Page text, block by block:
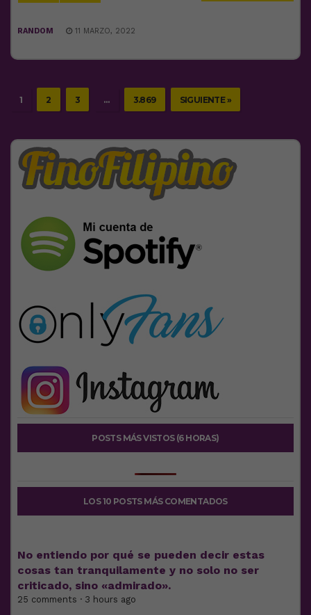
RANDOM 11 MARZO, 2022
1 2 3 … 3.869 SIGUIENTE »
POSTS MÁS VISTOS (6 HORAS)
LOS 10 POSTS MÁS COMENTADOS
No entiendo por qué se pueden decir estas
cosas tan tranquilamente y no solo no ser
criticado, sino «admirado».
25 comments · 3 hours ago